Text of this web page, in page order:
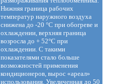
Нижняя граница рабочих
температур наружного воздуха
снижена до -20 °С при обогреве и
охлаждении, верхняя граница
возросла до + 52°С при
охлаждении. С такими
показателями стало больше
возможностей применения
кондиционеров, вырос «ареал»
использования. Увеличенная до 50